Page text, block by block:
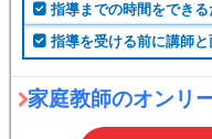
指導までの時間をでき
指導を受ける前に講師
家庭教師のオンリ